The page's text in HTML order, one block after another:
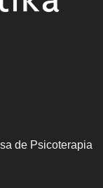
de Psicoterapia